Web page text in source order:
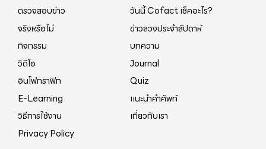
อดีตเสรีไทยที่มีความใกล้ชิดกับท่านผู้ประศาสน์การณ์
ปรีดี พนมยงค์ และผู้นำคณะราษฎร์แนะนำให้ ดังนั้น
เนื้อหาเพลงจึงกล่าวถึงสถานที่ที่สงบร่มเย็น มีธรรมจักร
เป็นสัญลักษณ์ มีพระธรรมสถิตย์เพื่อรักสามัคคี รักความ
เป็นธรรม ดั่งเช่นอุดมการณ์ของท่านผู้ประศาสน์การณ์
ก่อนที่จะมีการเริ่มกิจกรรมของชาวธรรมศาสตร์ เพื่อ
ฉะนั้นการกล่าวอ้างถึงเนื้อหาความเหมาะสมกว่าของ
เก่ง สะตอเก่ง , ตรวจสอบคนในพรรคตัวเองก่อนเลย พูด
แถลงเหมือนกับแถ , แต่ละเรื่องไม่เมาก็สตรี , อย่ามัว
เงียบเรื่องฉาว สส.ของพรรค , ดีแต่ตรวจสอบคนอื่น เรื่อง
ในพรรคตัวเองไม่จัดการเรื่องตั้งแต่สิงหาคม แต่ไม่เห็น
ทำอะไรเลยทั้งๆที่หลักฐานเยอะไปหมด , แถลงการณ์ให้
ไวกว่านี้อย่าให้ประชาชนหมดศรัทธา
ตรวจสอบข่าว
วันนี้ Cofact เช็คอะไร?
จริงหรือไม่
ข่าวลวงประจำสัปดาห์
กิจกรรม
บทความ
วิดีโอ
Journal
อินโฟกราฟิก
Quiz
E-Learning
แนะนำคำศัพท์
วิธีการใช้งาน
เกี่ยวกับเรา
Privacy Policy